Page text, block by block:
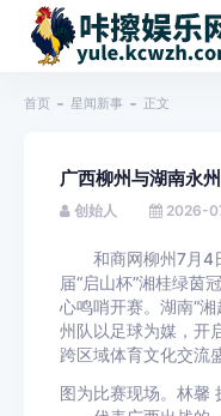
首页 星闻新事 正文
广西柳州与湖南永
创始人 2026-
和商网柳州7月4
届“启山杯”湘桂绿茵
心鸣哨开赛。湖南“湘
州队以足球为媒，开
跨区域体育文化交流
图为比赛现场。林馨